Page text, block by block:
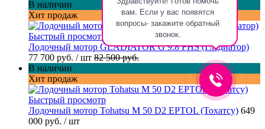
вам. Если у вас появятся
вопросы- закажите обратный
звонок.
В наличии
Хит продаж
Быстрый просмотр
Лодочный мотор GLADIATOR G 9.8 FHS (Гладиатор)
77 700 руб. / шт 82 500 руб.
В наличии
Хит продаж
Быстрый просмотр
Лодочный мотор Tohatsu M 50 D2 EPTOL (Тохатсу) 649
000 руб. / шт